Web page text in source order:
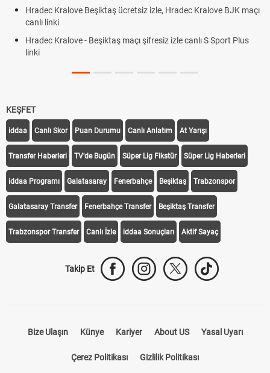
Hradec Kralove Beşiktaş ücretsiz izle, Hradec Kralove BJK maçı
canlı linki
Hradec Kralove - Beşiktaş maçı şifresiz izle canlı S Sport Plus
linki
KEŞFET
iddaa Canlı Skor Puan Durumu Canlı Anlatım At Yarışı
Transfer Haberleri TV'de Bugün Süper Lig Fikstür Süper Lig Haberleri
iddaa Programı Galatasaray Fenerbahçe Beşiktaş Trabzonspor
Galatasaray Transfer Fenerbahçe Transfer Beşiktaş Transfer
Trabzonspor Transfer Canlı İzle iddaa Sonuçları Aktif Sayaç
Takip Et
Bize Ulaşın Künye Kariyer About US Yasal Uyarı
Çerez Politikası Gizlilik Politikası